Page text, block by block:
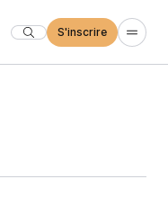
S'inscrire